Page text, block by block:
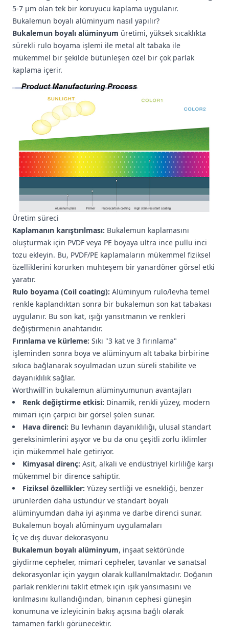
5-7 μm olan tek bir koruyucu kaplama uygulanır.
Bukalemun boyalı alüminyum nasıl yapılır?
Bukalemun boyalı alüminyum üretimi, yüksek sıcaklıkta
sürekli rulo boyama işlemi ile metal alt tabaka ile
mükemmel bir şekilde bütünleşen özel bir çok parlak
kaplama içerir.
Üretim süreci
Kaplamanın karıştırılması: Bukalemun kaplamasını
oluşturmak için PVDF veya PE boyaya ultra ince pullu inci
tozu ekleyin. Bu, PVDF/PE kaplamaların mükemmel fiziksel
özelliklerini korurken muhteşem bir yanardöner görsel etki
yaratır.
Rulo boyama (Coil coating): Alüminyum rulo/levha temel
renkle kaplandıktan sonra bir bukalemun son kat tabakası
uygulanır. Bu son kat, ışığı yansıtmanın ve renkleri
değiştirmenin anahtarıdır.
Fırınlama ve kürleme: Sıkı "3 kat ve 3 fırınlama"
işleminden sonra boya ve alüminyum alt tabaka birbirine
sıkıca bağlanarak soyulmadan uzun süreli stabilite ve
dayanıklılık sağlar.
Worthwill'in bukalemun alüminyumunun avantajları
Renk değiştirme etkisi: Dinamik, renkli yüzey, modern
mimari için çarpıcı bir görsel şölen sunar.
Hava direnci: Bu levhanın dayanıklılığı, ulusal standart
gereksinimlerini aşıyor ve bu da onu çeşitli zorlu iklimler
için mükemmel hale getiriyor.
Kimyasal direnç: Asit, alkali ve endüstriyel kirliliğe karşı
mükemmel bir dirence sahiptir.
Fiziksel özellikler: Yüzey sertliği ve esnekliği, benzer
ürünlerden daha üstündür ve standart boyalı
alüminyumdan daha iyi aşınma ve darbe direnci sunar.
Bukalemun boyalı alüminyum uygulamaları
İç ve dış duvar dekorasyonu
Bukalemun boyalı alüminyum, inşaat sektöründe
giydirme cepheler, mimari cepheler, tavanlar ve sanatsal
dekorasyonlar için yaygın olarak kullanılmaktadır. Doğanın
parlak renklerini taklit etmek için ışık yansımasını ve
kırılmasını kullandığından, binanın cephesi güneşin
konumuna ve izleyicinin bakış açısına bağlı olarak
tamamen farklı görünecektir.